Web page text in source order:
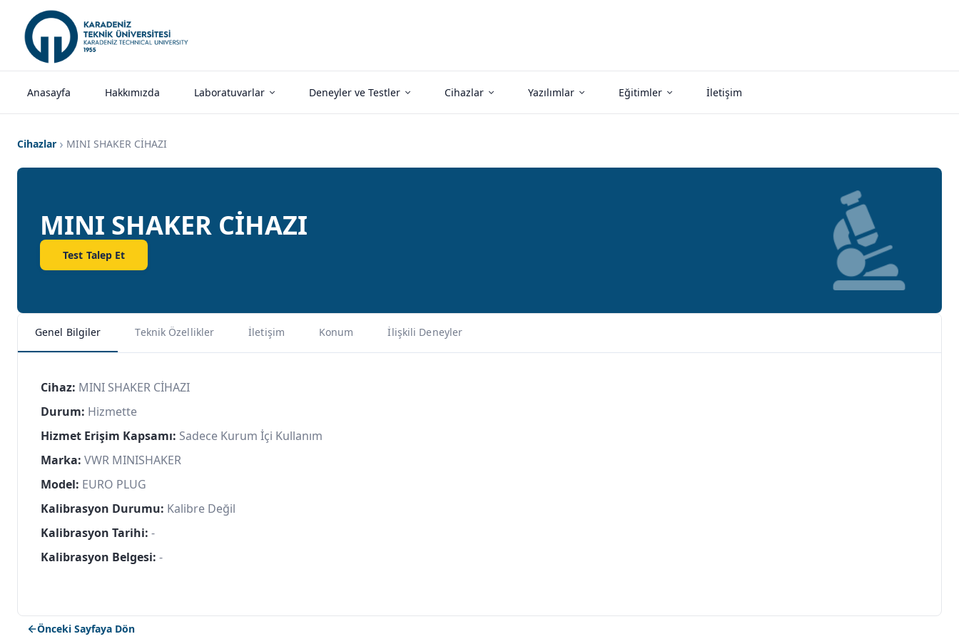
Anasayfa Hakkımızda Laboratuvarlar Deneyler ve Testler Cihazlar Yazılımlar Eğitimler İletişim
Cihazlar MINI SHAKER CİHAZI
MINI SHAKER CİHAZI
Test Talep Et
Genel Bilgiler Teknik Özellikler İletişim Konum İlişkili Deneyler
Cihaz: MINI SHAKER CİHAZI
Durum: Hizmette
Hizmet Erişim Kapsamı: Sadece Kurum İçi Kullanım
Marka: VWR MINISHAKER
Model: EURO PLUG
Kalibrasyon Durumu: Kalibre Değil
Kalibrasyon Tarihi: -
Kalibrasyon Belgesi: -
Önceki Sayfaya Dön